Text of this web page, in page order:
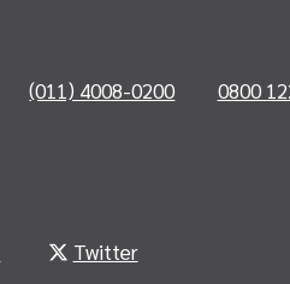
(011) 4008-0200 0800
Twitter